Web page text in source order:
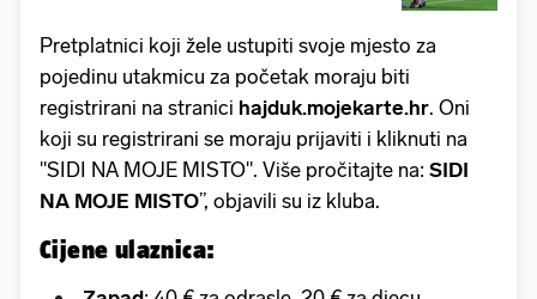
Pretplatnici koji žele ustupiti svoje mjesto za
pojedinu utakmicu za početak moraju biti
registrirani na stranici hajduk.mojekarte.hr. Oni
koji su registrirani se moraju prijaviti i kliknuti na
"SIDI NA MOJE MISTO". Više pročitajte na: SIDI
NA MOJE MISTO”, objavili su iz kluba.
Cijene ulaznica: